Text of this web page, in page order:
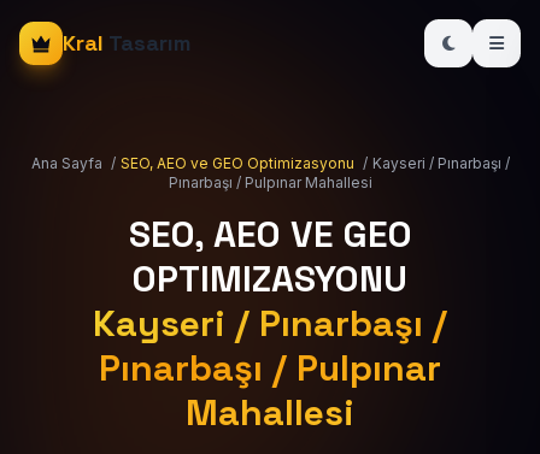
Kral Tasarım
Ana Sayfa / SEO, AEO ve GEO Optimizasyonu / Kayseri / Pınarbaşı /
Pınarbaşı / Pulpınar Mahallesi
SEO, AEO VE GEO
OPTIMIZASYONU
Kayseri / Pınarbaşı /
Pınarbaşı / Pulpınar
Mahallesi